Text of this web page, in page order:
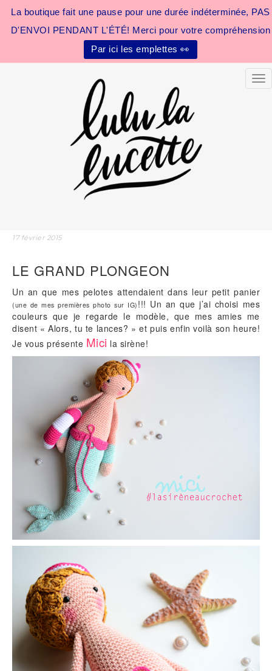
La boutique fait une pause pour une durée indéterminée, PAS
D'ENVOI PENDANT L'ÉTÉ! Merci pour votre compréhension
Par ici les emplettes 👀
17 février 2015
LE GRAND PLONGEON
Un an que mes pelotes attendaient dans leur petit panier
(une de mes premières photo sur IG) !!! Un an que j’ai choisi mes
couleurs que je regarde le modèle, que mes amies me
disent « Alors, tu te lances? » et puis enfin voilà son heure!
Je vous présente Mici la sirène!